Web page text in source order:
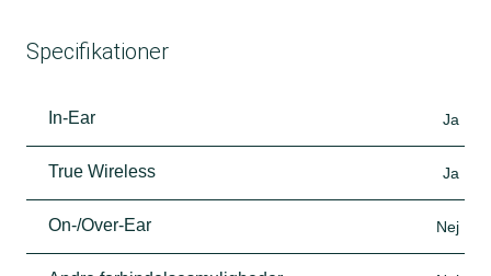
Specifikationer
In-Ear Ja
True Wireless Ja
On-/Over-Ear Nej